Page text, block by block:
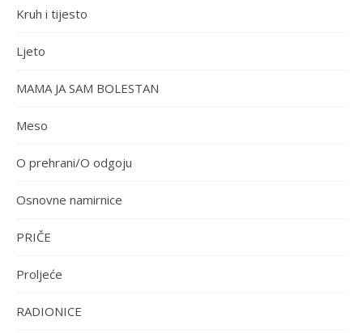
Kruh i tijesto
Ljeto
MAMA JA SAM BOLESTAN
Meso
O prehrani/O odgoju
Osnovne namirnice
PRIČE
Proljeće
RADIONICE